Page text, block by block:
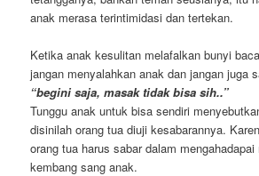
anak merasa terintimidasi dan tertekan.
Ketika anak kesulitan melafalkan bunyi
jangan menyalahkan anak dan jangan juga
“begini saja, masak tidak bisa sih..”
Tunggu anak untuk bisa sendiri
disinilah orang tua diuji kesabarannya.
orang tua harus sabar dalam
kembang sang anak.